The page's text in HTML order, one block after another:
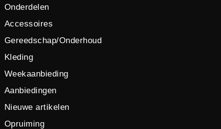
Onderdelen
Accessoires
Gereedschap/Onderhoud
Kleding
Weekaanbieding
Aanbiedingen
Nieuwe artikelen
Opruiming